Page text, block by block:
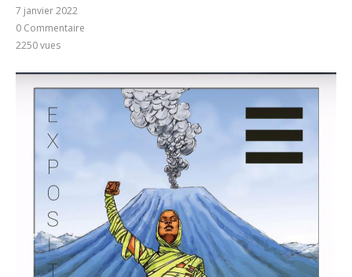
7 janvier 2022
0 Commentaire
2250vues